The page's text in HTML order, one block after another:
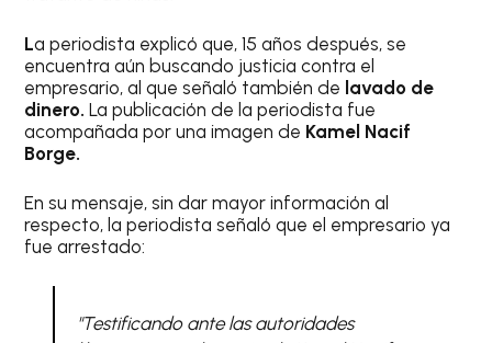
La periodista explicó que, 15 años después, se
encuentra aún buscando justicia contra el
empresario, al que señaló también de lavado de
dinero.La publicación de la periodista fue
acompañada por una imagen de Kamel Nacif
Borge.
En su mensaje, sin dar mayor información al
respecto, la periodista señaló que el empresario ya
fue arrestado:
"Testificando ante las autoridades